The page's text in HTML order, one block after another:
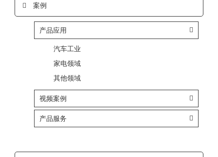
案例
产品应用
汽车工业
家电领域
其他领域
视频案例
产品服务